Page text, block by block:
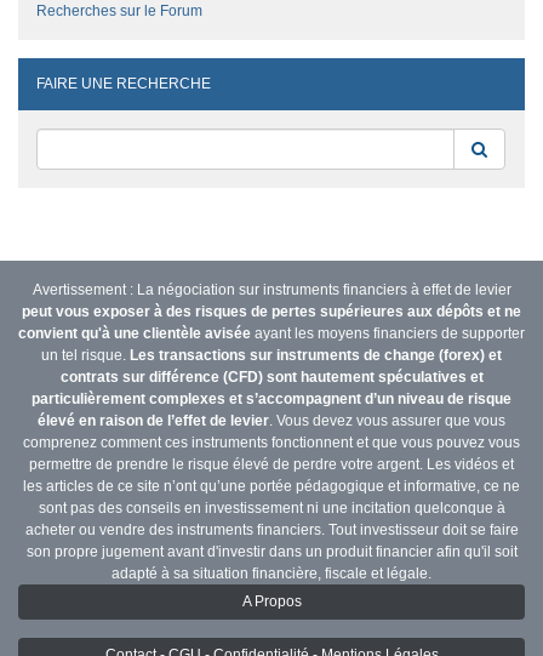
Recherches sur le Forum
FAIRE UNE RECHERCHE
Avertissement : La négociation sur instruments financiers à effet de levier
peut vous exposer à des risques de pertes supérieures aux dépôts et ne
convient qu'à une clientèle avisée ayant les moyens financiers de supporter
un tel risque. Les transactions sur instruments de change (forex) et
contrats sur différence (CFD) sont hautement spéculatives et
particulièrement complexes et s’accompagnent d’un niveau de risque
élevé en raison de l’effet de levier. Vous devez vous assurer que vous
comprenez comment ces instruments fonctionnent et que vous pouvez vous
permettre de prendre le risque élevé de perdre votre argent. Les vidéos et
les articles de ce site n’ont qu’une portée pédagogique et informative, ce ne
sont pas des conseils en investissement ni une incitation quelconque à
acheter ou vendre des instruments financiers. Tout investisseur doit se faire
son propre jugement avant d'investir dans un produit financier afin qu'il soit
adapté à sa situation financière, fiscale et légale.
A Propos